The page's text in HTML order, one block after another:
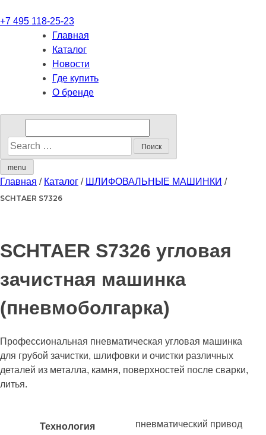
+7 495 118-25-23
Главная
Каталог
Новости
Где купить
О бренде
menu
Главная / Каталог / ШЛИФОВАЛЬНЫЕ МАШИНКИ /
SCHTAER S7326
SCHTAER S7326 угловая
зачистная машинка
(пневмоболгарка)
Профессиональная пневматическая угловая машинка
для грубой зачистки, шлифовки и очистки различных
деталей из металла, камня, поверхностей после сварки,
литья.
Технология пневматический привод